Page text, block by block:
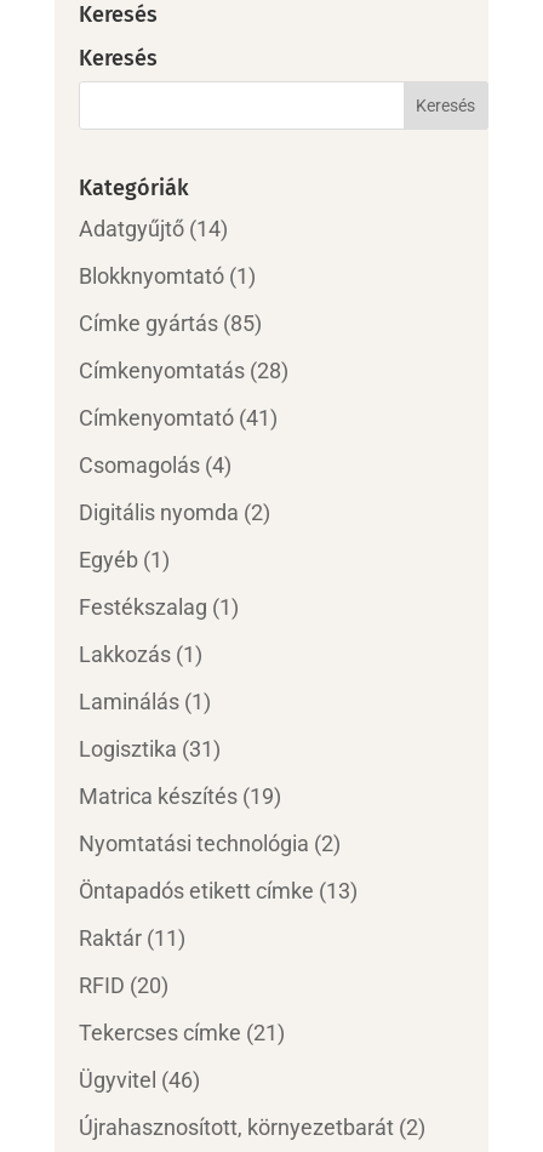
Keresés
Keresés
Kategóriák
Adatgyűjtő(14)
Blokknyomtató(1)
Címke gyártás(85)
Címkenyomtatás(28)
Címkenyomtató(41)
Csomagolás(4)
Digitális nyomda (2)
Egyéb(1)
Festékszalag (1)
Lakkozás(1)
Laminálás(1)
Logisztika (31)
Matrica készítés(19)
Nyomtatási technológia (2)
Öntapadós etikett címke (13)
Raktár(11)
RFID (20)
Tekercses címke (21)
Ügyvitel (46)
Újrahasznosított, környezetbarát(2)